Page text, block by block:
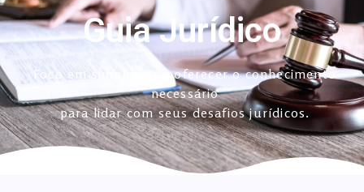
Guia Jurídico
Foco em simplificar e oferecer o conhecimento
necessário
para lidar com seus desafios jurídicos.